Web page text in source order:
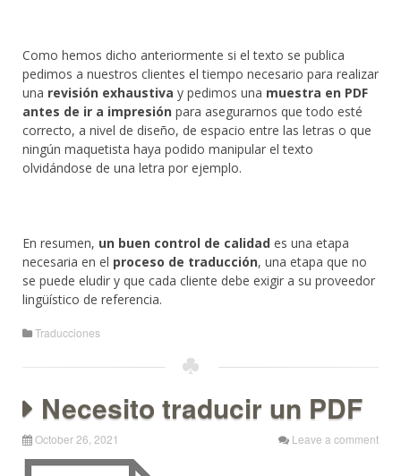
Como hemos dicho anteriormente si el texto se publica
pedimos a nuestros clientes el tiempo necesario para realizar
una revisión exhaustiva y pedimos una muestra en PDF
antes de ir a impresión para asegurarnos que todo esté
correcto, a nivel de diseño, de espacio entre las letras o que
ningún maquetista haya podido manipular el texto
olvidándose de una letra por ejemplo.
En resumen, un buen control de calidad es una etapa
necesaria en el proceso de traducción, una etapa que no
se puede eludir y que cada cliente debe exigir a su proveedor
lingüístico de referencia.
Traducciones
Necesito traducir un PDF
October 26, 2021 Leave a comment